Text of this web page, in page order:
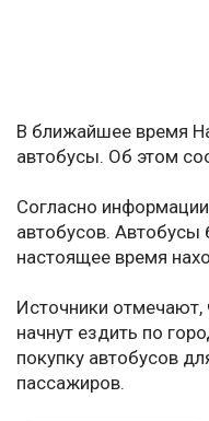
В ближайшее время
автобусы. Об этом
Согласно
автобусов. Автобусы
настоящее время
Источники отмечают,
начнут ездить по
покупку автобусов
пассажиров.